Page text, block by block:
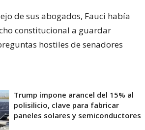
de sus abogados, Fauci había
constitucional a guardar
hostiles de senadores
Trump impone arancel del 15% al
polisilicio, clave para fabricar
paneles solares y semiconductores